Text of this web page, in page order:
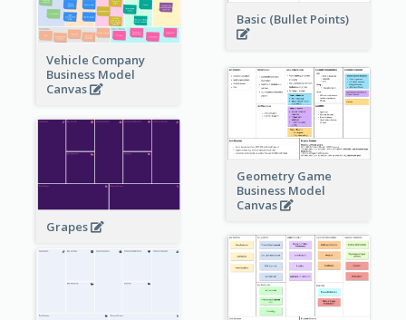
Basic (Bullet Points)
Vehicle Company
Business Model
Canvas
Geometry Game
Business Model
Canvas
Grapes